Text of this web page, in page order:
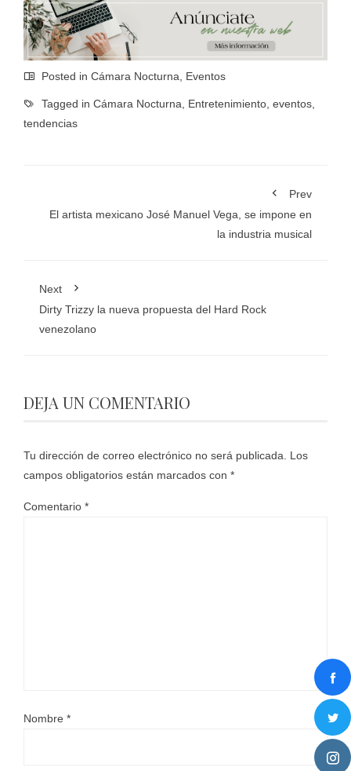
Posted in Cámara Nocturna Eventos
Tagged in Cámara Nocturna Entretenimiento eventos
tendencias
Prev
El artista mexicano José Manuel Vega, se impone en
la industria musical
Next
Dirty Trizzy la nueva propuesta del Hard Rock
venezolano
DEJA UN COMENTARIO
Tu dirección de correo electrónico no será publicada.
Los
campos obligatorios están marcados con *
Comentario *
Nombre *